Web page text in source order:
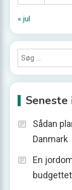
« jul
Sådan
Danmark
En
budgettet